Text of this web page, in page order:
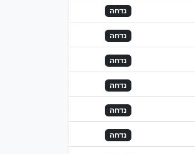
נדחה
נדחה
נדחה
נדחה
נדחה
נדחה